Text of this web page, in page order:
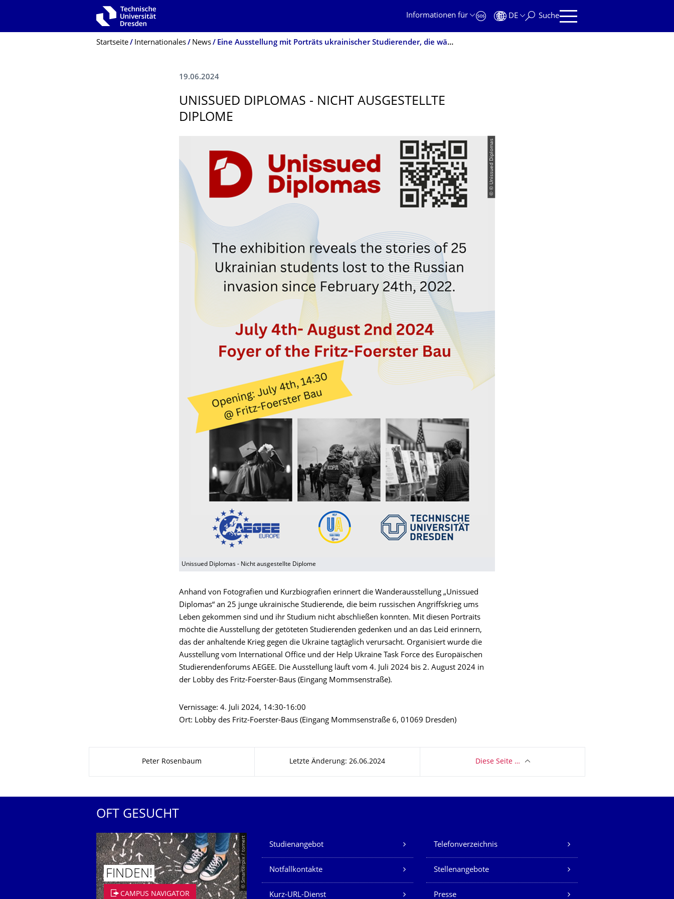
Zur Hauptnavigation springen
Informationen für
DE Suche
Breadcrumb-Menü
Startseite Internationales News Eine Ausstellung mit Porträts ukrainischer Studierender, die während der russischen Invasion ums Leben kamen
19.06.2024
UNISSUED DIPLOMAS - NICHT AUSGESTELLTE
DIPLOME
© © Unissued Diplomas
Unissued Diplomas - Nicht ausgestellte Diplome
Anhand von Fotografien und Kurzbiografien erinnert die Wanderausstellung „Unissued
Diplomas“ an 25 junge ukrainische Studierende, die beim russischen Angriffskrieg ums
Leben gekommen sind und ihr Studium nicht abschließen konnten. Mit diesen Portraits
möchte die Ausstellung der getöteten Studierenden gedenken und an das Leid erinnern,
das der anhaltende Krieg gegen die Ukraine tagtäglich verursacht. Organisiert wurde die
Ausstellung vom International Office und der Help Ukraine Task Force des Europäischen
Studierendenforums AEGEE. Die Ausstellung läuft vom 4. Juli 2024 bis 2. August 2024 in
der Lobby des Fritz-Foerster-Baus (Eingang Mommsenstraße).
Vernissage: 4. Juli 2024, 14:30-16:00
Ort: Lobby des Fritz-Foerster-Baus (Eingang Mommsenstraße 6, 01069 Dresden)
Peter Rosenbaum Letzte Änderung: 26.06.2024 Diese Seite …
OFT GESUCHT
© Smarterpix / tomert
FINDEN!
CAMPUS NAVIGATOR
Unsere Dienste
Studienangebot Telefonverzeichnis
Notfallkontakte Stellenangebote
Kurz-URL-Dienst Presse